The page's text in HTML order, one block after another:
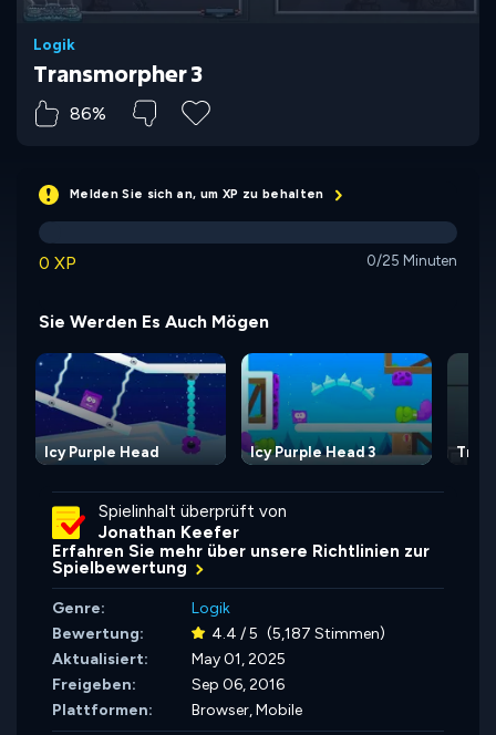
Logik
Transmorpher 3
86%
Melden Sie sich an, um XP zu behalten
0 XP 0/25 Minuten
Sie Werden Es Auch Mögen
Icy Purple Head Icy Purple Head 3
Spielinhalt überprüft von
Jonathan Keefer
Erfahren Sie mehr über unsere Richtlinien zur
Spielbewertung
Genre:
Logik
Bewertung:
4.4 / 5 (5,187 Stimmen)
Aktualisiert:
May 01, 2025
Freigeben:
Sep 06, 2016
Plattformen:
Browser, Mobile